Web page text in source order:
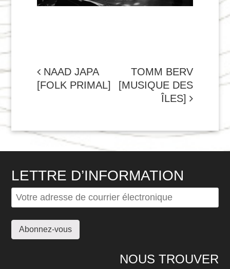
NAVIGATION
DE
NAAD JAPA
[FOLK PRIMAL]
TOMM BERV
[MUSIQUE DES
ÎLES]
LETTRE D’INFORMATION
NOUS TROUVER